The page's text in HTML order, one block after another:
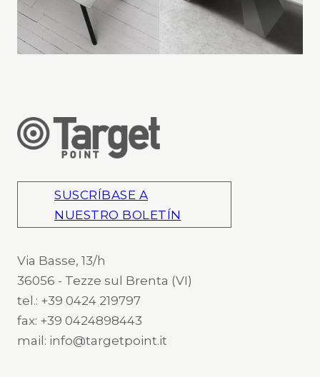
SUSCRÍBASE A
NUESTRO BOLETÍN
Via Basse, 13/h
36056 - Tezze sul Brenta (VI)
tel.: +39 0424 219797
fax: +39 0424898443
mail: info@targetpoint.it